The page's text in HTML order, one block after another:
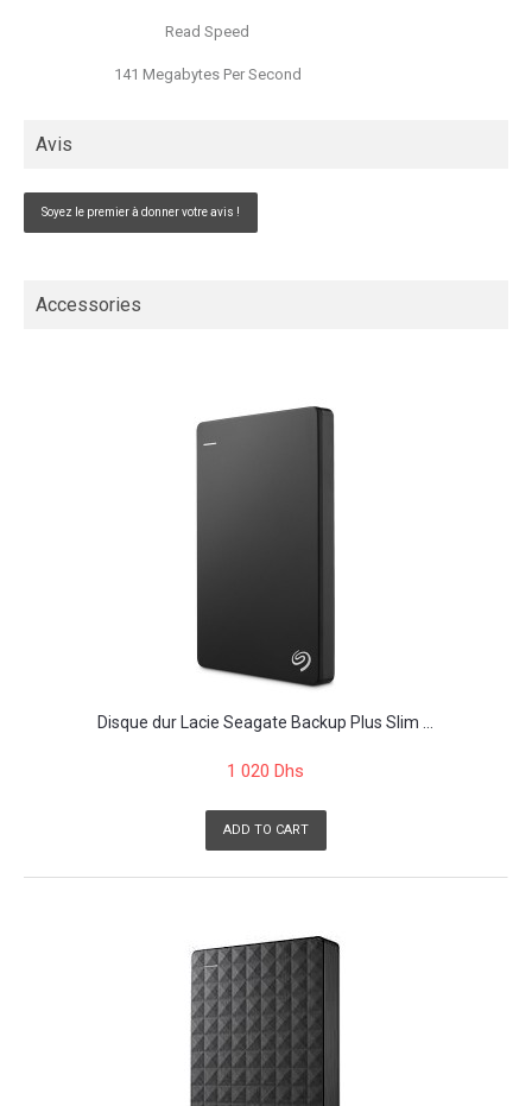
Read Speed
141 Megabytes Per Second
Avis
Soyez le premier à donner votre avis !
Accessories
Disque dur Lacie Seagate Backup Plus Slim ...
1 020 Dhs
ADD TO CART